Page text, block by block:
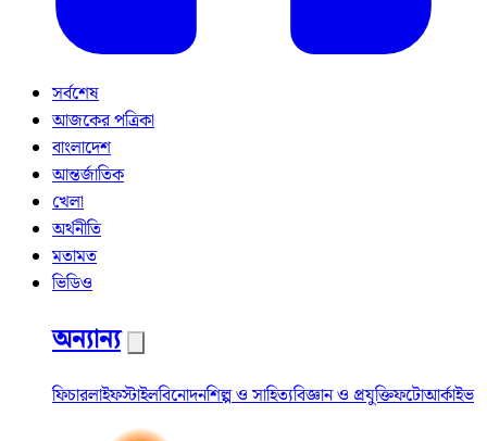
সর্বশেষ
আজকের পত্রিকা
বাংলাদেশ
আন্তর্জাতিক
খেলা
অর্থনীতি
মতামত
ভিডিও
অন্যান্য
ফিচারলাইফস্টাইলবিনোদনশিল্প ও সাহিত্যবিজ্ঞান ও প্রযুক্তিফটোআর্কাইভ